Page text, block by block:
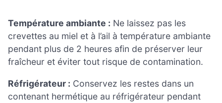
Température ambiante : Ne laissez pas les
crevettes au miel et à l’ail à température ambiante
pendant plus de 2 heures afin de préserver leur
fraîcheur et éviter tout risque de contamination.
Réfrigérateur : Conservez les restes dans un
contenant hermétique au réfrigérateur pendant